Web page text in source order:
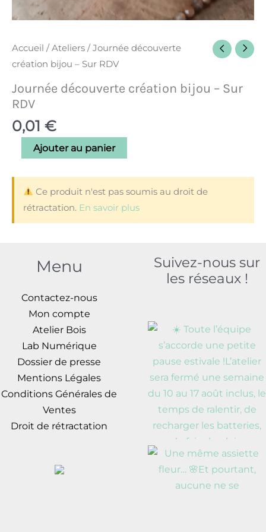
Accueil /Ateliers / Journée découverte
création bijou – Sur RDV
Journée découverte création bijou – Sur
RDV
0,01 €
Ajouter au panier
Ce produit n'est pas soumis au droit de
rétractation. En savoir plus
Menu
Contactez-nous
Mon compte
Atelier Bois
Lab Numérique
Dossier de presse
Mentions Légales
Conditions Générales de
Ventes
Droit de rétractation
Suivez-nous sur
les réseaux !